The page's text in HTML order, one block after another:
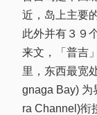
近，岛上主要
此外并有３９
来文，「普吉
里，东西最宽
gnaga Bay) 为
ra Channel)衔